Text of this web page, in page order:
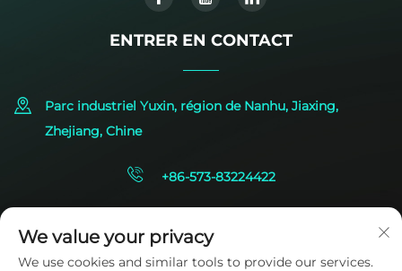
ENTRER EN CONTACT
Parc industriel Yuxin, région de Nanhu, Jiaxing,
Zhejiang, Chine
+86-573-83224422
We value your privacy
We use cookies and similar tools to provide our services.